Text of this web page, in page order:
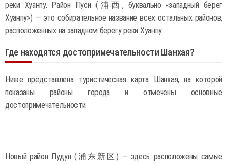
реки Хуанпу. Район Пуси (浦西, буквально «западный берег
Хуанпу») — это собирательное название всех остальных районов,
расположенных на западном берегу реки Хуанпу.
Где находятся достопримечательности Шанхая?
Ниже представлена туристическая карта Шанхая, на которой
показаны районы города и отмечены основные
достопримечательности.
Новый район Пудун (浦东新区) — здесь расположены самые